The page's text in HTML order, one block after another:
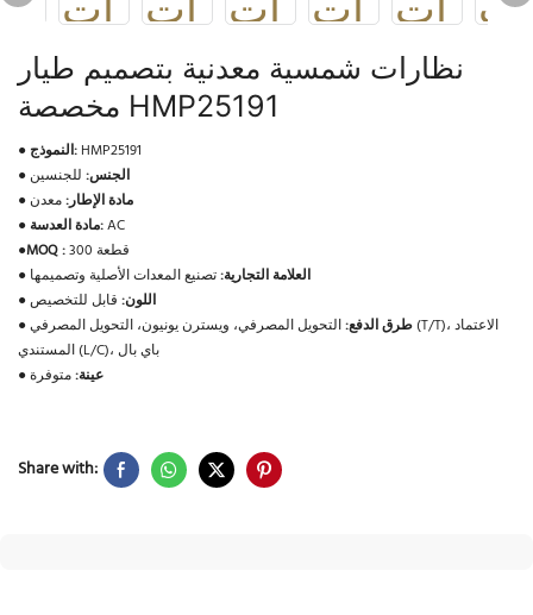
نظارات شمسية معدنية بتصميم طيار
مخصصة HMP25191
● النموذج: HMP25191
●
الجنس: للجنسين
●
مادة الإطار:معدن
●
مادة العدسة:AC
●MOQ :
300 قطعة
●
العلامة التجارية:تصنيع المعدات الأصلية وتصميمها
●
اللون: قابل للتخصيص
●
طرق الدفع:التحويل المصرفي، ويسترن يونيون، التحويل المصرفي (T/T)، الاعتماد
المستندي (L/C)، باي بال
●
عينة:متوفرة
Share with: